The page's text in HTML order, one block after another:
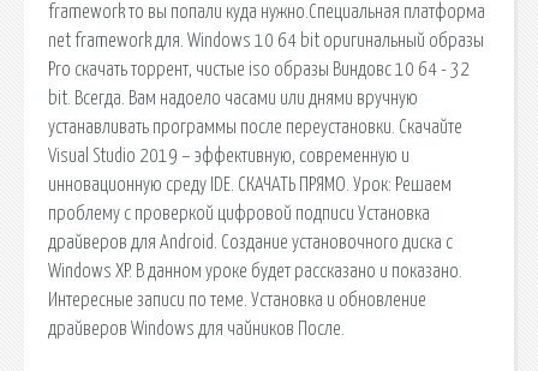
framework то вы попали куда нужно.Специальная платформа
net framework для. Windows 10 64 bit оригинальный образы
Pro скачать торрент, чистые iso образы Виндовс 10 64 - 32
bit. Всегда. Вам надоело часами или днями вручную
устанавливать программы после переустановки. Скачайте
Visual Studio 2019 – эффективную, современную и
инновационную среду IDE. СКАЧАТЬ ПРЯМО. Урок: Решаем
проблему с проверкой цифровой подписи Установка
драйверов для Android. Создание установочного диска с
Windows XP. В данном уроке будет рассказано и показано.
Интересные записи по теме. Установка и обновление
драйверов Windows для чайников После.